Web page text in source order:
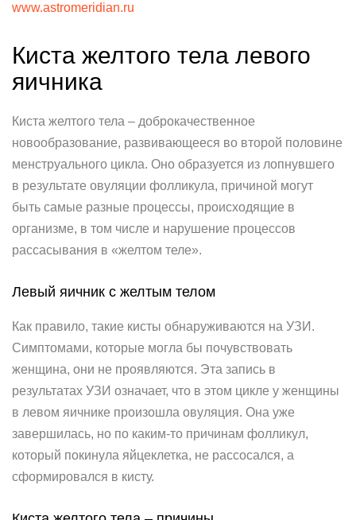
www.astromeridian.ru
Киста желтого тела левого
яичника
Киста желтого тела – доброкачественное
новообразование, развивающееся во второй половине
менструального цикла. Оно образуется из лопнувшего
в результате овуляции фолликула, причиной могут
быть самые разные процессы, происходящие в
организме, в том числе и нарушение процессов
рассасывания в «желтом теле».
Левый яичник с желтым телом
Как правило, такие кисты обнаруживаются на УЗИ.
Симптомами, которые могла бы почувствовать
женщина, они не проявляются. Эта запись в
результатах УЗИ означает, что в этом цикле у женщины
в левом яичнике произошла овуляция. Она уже
завершилась, но по каким-то причинам фолликул,
который покинула яйцеклетка, не рассосался, а
сформировался в кисту.